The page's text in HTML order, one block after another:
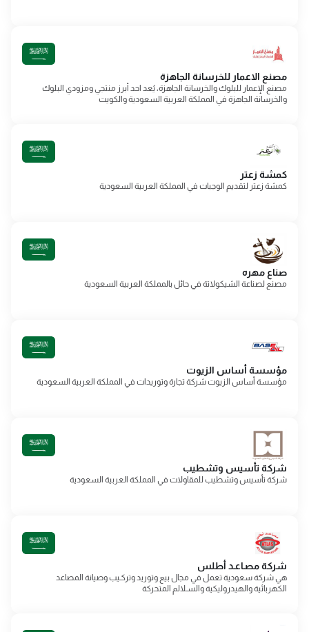
مصنع الاعمار للخرسانة الجاهزة
مصنع الإعمار للبلوك والخرسانة الجاهزة، يُعد احد أبرز منتجي ومزودي البلوك
والخرسانة الجاهزة في المملكة العربية السعودية والكويت
كمشة زعتر
كمشة زعتر لتقديم الوجبات في المملكة العربية السعودية
صناع مهره
مصنع لصناعة الشيكولاتة في حائل بالمملكة العربية السعودية
مؤسسة أساس الزيوت
مؤسسة أساس الزيوت شركة تجارة وتوريدات في المملكة العربية السعودية
شركة تأسيس وتشطيب
شركة تأسيس وتشطيب للمقاولات في المملكة العربية السعودية
شركة مصـاعـد أطلس
هي شركة سعودية تعمل في مجال بيع وتوريد وتركـيب وصيانة المصاعد
الكهربائية والهيدروليكية والسـلالم المتحركة